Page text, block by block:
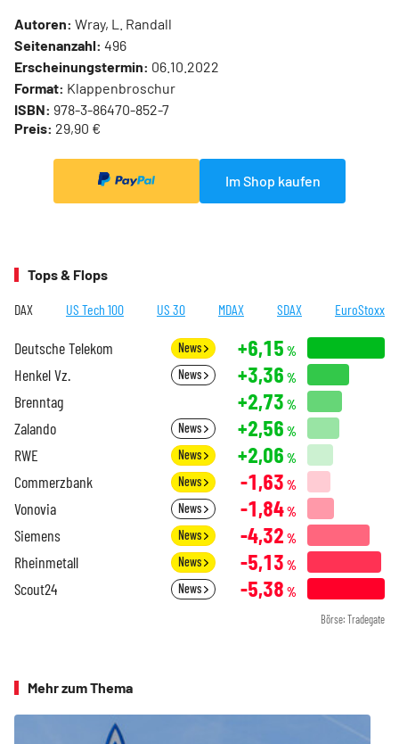
Autoren: Wray, L. Randall
Seitenanzahl: 496
Erscheinungstermin: 06.10.2022
Format: Klappenbroschur
ISBN: 978-3-86470-852-7
Preis: 29,90 €
Im Shop kaufen
Tops & Flops
DAX US Tech 100 US 30 MDAX SDAX EuroStoxx
Deutsche Telekom News +6,15 %
Henkel Vz. News +3,36 %
Brenntag +2,73 %
Zalando News +2,56 %
RWE News +2,06 %
Commerzbank News -1,63 %
Vonovia News -1,84%
Siemens News -4,32 %
Rheinmetall News -5,13 %
Scout24 News -5,38 %
Börse: Tradegate
Mehr zum Thema